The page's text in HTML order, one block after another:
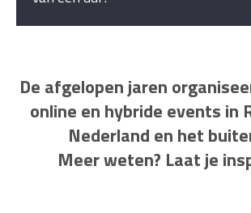
De afgelopen jaren
online en hybride events in
Nederland en het
Meer weten? Laat je